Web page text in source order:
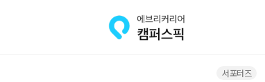
서포터즈